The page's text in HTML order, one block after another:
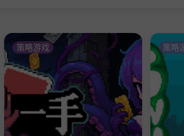
策略游戏 策略